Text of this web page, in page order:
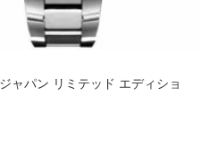
ャパン リミテッド エディショ